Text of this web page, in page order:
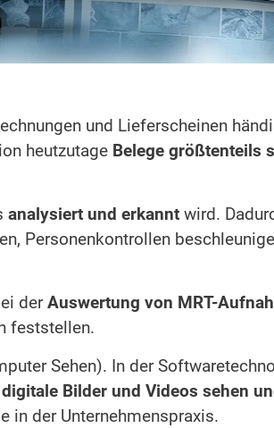
und Lieferscheinen
heutzutage Belege größtenteils
analysiert und erkannt wird.
Personenkontrollen
derAuswertung von MRT-
feststellen.
Sehen). In der
Bilder und Videos sehen
in der Unternehmenspraxis.